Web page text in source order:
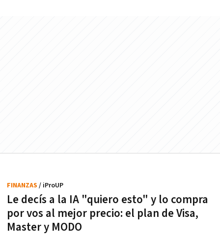
Le decís a la IA "quiero esto" y lo compra
por vos al mejor precio: el plan de Visa,
Master y MODO
FINANZAS / iProUP